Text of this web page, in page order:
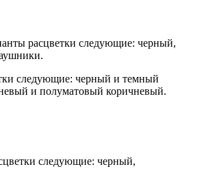
расцветки следующие: черный,
следующие: черный и темный
и полуматовый коричневый.
следующие: черный,